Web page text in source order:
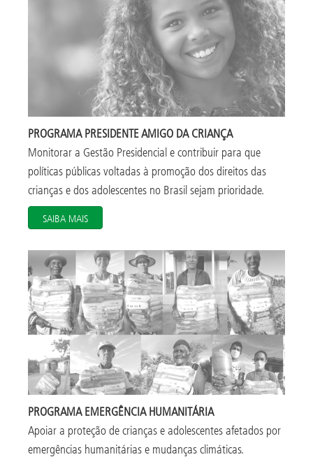
PROGRAMA PRESIDENTE AMIGO DA CRIANÇA
Monitorar a Gestão Presidencial e contribuir para que
políticas públicas voltadas à promoção dos direitos das
crianças e dos adolescentes no Brasil sejam prioridade.
SAIBA MAIS
PROGRAMA EMERGÊNCIA HUMANITÁRIA
Apoiar a proteção de crianças e adolescentes afetados por
emergências humanitárias e mudanças climáticas.